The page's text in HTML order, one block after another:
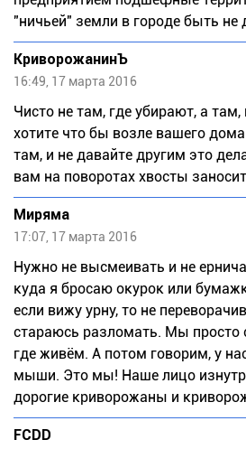
"ничьей" земли в городе быть не
КриворожанинЪ
16:49, 17 марта 2016
Чисто не там, где убирают, а там,
хотите что бы возле вашего
там, и не давайте другим это
вам на поворотах хвосты
Миряма
17:07, 17 марта 2016
Нужно не высмеивать и не
куда я бросаю окурок или
если вижу урну, то не
стараюсь разломать. Мы просто
где живём. А потом говорим, у
мыши. Это мы! Наше лицо
дорогие криворожаны и
FCDD